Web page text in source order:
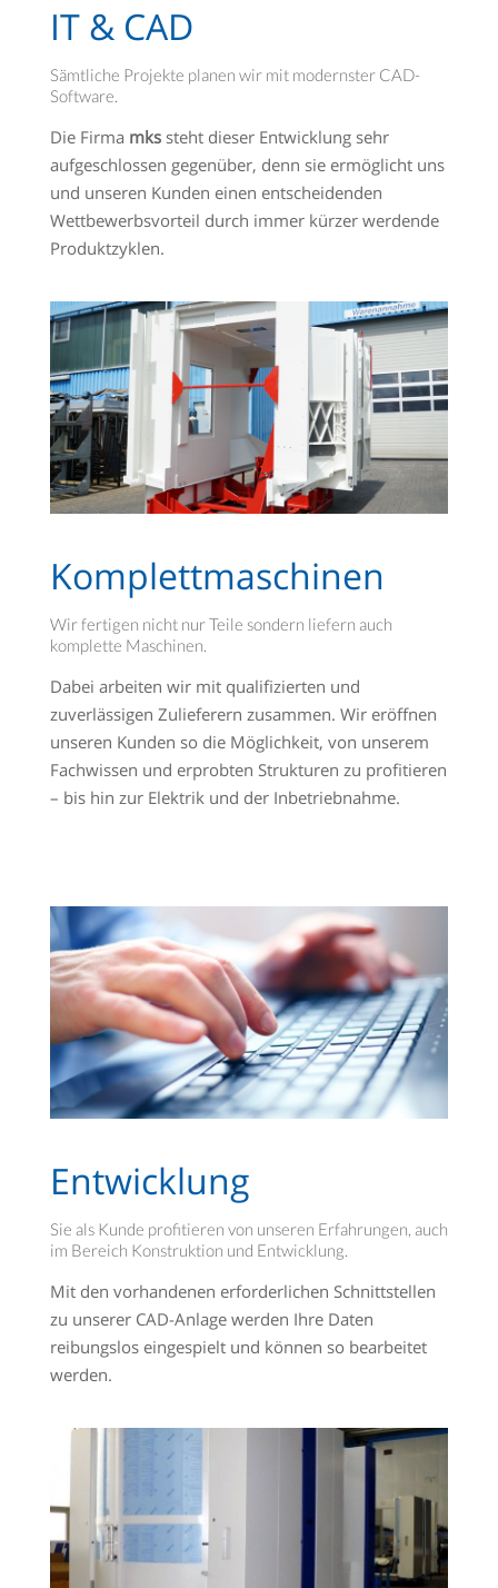
IT & CAD
Sämtliche Projekte planen wir mit modernster CAD-
Software.
Die Firma mks steht dieser Entwicklung sehr
aufgeschlossen gegenüber, denn sie ermöglicht uns
und unseren Kunden einen entscheidenden
Wettbewerbsvorteil durch immer kürzer werdende
Produktzyklen.
Komplettmaschinen
Wir fertigen nicht nur Teile sondern liefern auch
komplette Maschinen.
Dabei arbeiten wir mit qualifizierten und
zuverlässigen Zulieferern zusammen. Wir eröffnen
unseren Kunden so die Möglichkeit, von unserem
Fachwissen und erprobten Strukturen zu profitieren
– bis hin zur Elektrik und der Inbetriebnahme.
Entwicklung
Sie als Kunde profitieren von unseren Erfahrungen, auch
im Bereich Konstruktion und Entwicklung.
Mit den vorhandenen erforderlichen Schnittstellen
zu unserer CAD-Anlage werden Ihre Daten
reibungslos eingespielt und können so bearbeitet
werden.